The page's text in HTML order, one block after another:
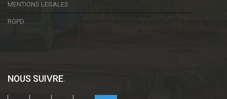
MENTIONS LEGALES
RGPD
NOUS SUIVRE.